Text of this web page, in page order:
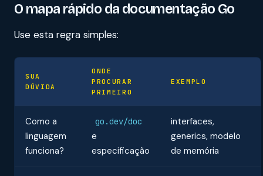
O mapa rápido da documentação Go
Use esta regra simples:
SUA
DÚVIDA
ONDE
PROCURAR
PRIMEIRO
EXEMPLO
Como a
linguagem
funciona?
go.dev/doc
e
especificação
interfaces,
generics, modelo
de memória